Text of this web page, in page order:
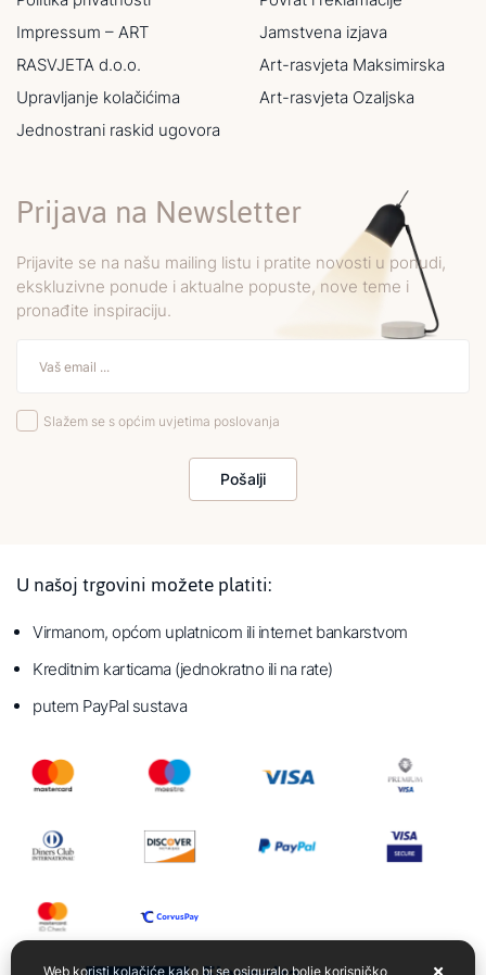
Impressum – ART
RASVJETA d.o.o.
Upravljanje kolačićima
Jednostrani raskid ugovora
Jamstvena izjava
Art-rasvjeta Maksimirska
Art-rasvjeta Ozaljska
Prijava na Newsletter
Prijavite se na našu mailing listu i pratite novosti u ponudi,
ekskluzivne ponude i aktualne popuste, nove teme i
pronađite inspiraciju.
Slažem se s općim uvjetima poslovanja
Pošalji
U našoj trgovini možete platiti:
Virmanom, općom uplatnicom ili internet bankarstvom
Kreditnim karticama (jednokratno ili na rate)
putem PayPal sustava
Web koristi kolačiće kako bi se osiguralo bolje korisničko